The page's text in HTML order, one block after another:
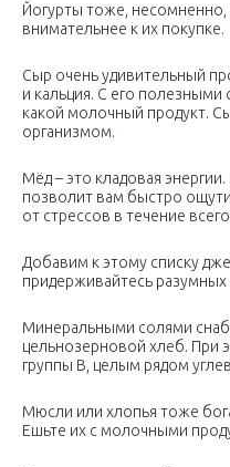
Йогурты тоже,
внимательнее к их покупке.
Сыр очень удивительный
и кальция. С его полезными
какой молочный продукт.
организмом.
Мёд – это кладовая
позволит вам быстро
от стрессов в течение
Добавим к этому списку
придерживайтесь разумных
Минеральными солями
цельнозерновой хлеб. При
группы В, целым рядом
Мюсли или хлопья тоже
Ешьте их с молочными